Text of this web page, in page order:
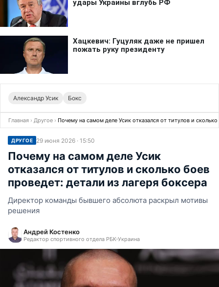
Александр Усик Бокс
Главная › Другое › Почему на самом деле Усик отказался от титулов и
ДРУГОЕ 29 июня 2026 · 15:50
Почему на самом деле Усик
отказался от титулов и сколько боев
проведет: детали из лагеря боксера
Директор команды бывшего абсолюта раскрыл мотивы
решения
Андрей Костенко
Редактор спортивного отдела РБК-Украина